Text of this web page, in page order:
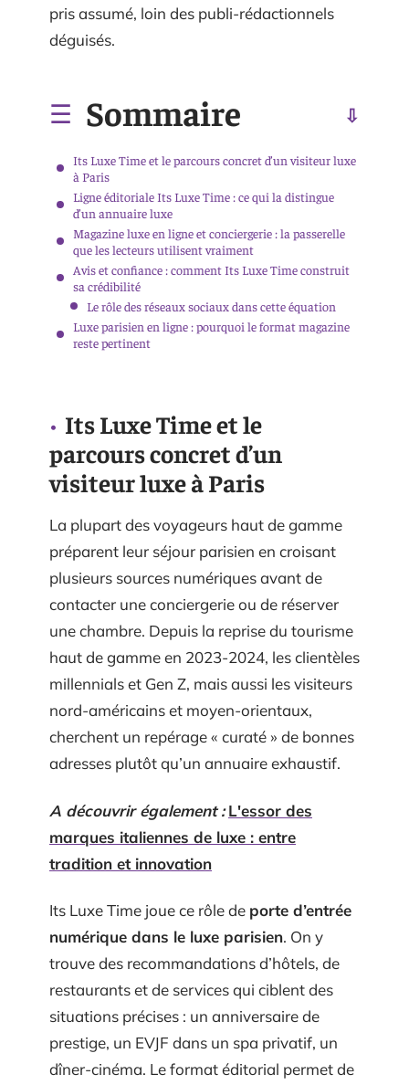
pris assumé, loin des publi-rédactionnels
déguisés.
Sommaire
Its Luxe Time et le parcours concret d’un visiteur luxe
à Paris
Ligne éditoriale Its Luxe Time : ce qui la distingue
d’un annuaire luxe
Magazine luxe en ligne et conciergerie : la passerelle
que les lecteurs utilisent vraiment
Avis et confiance : comment Its Luxe Time construit
sa crédibilité
Le rôle des réseaux sociaux dans cette équation
Luxe parisien en ligne : pourquoi le format magazine
reste pertinent
Its Luxe Time et le
parcours concret d’un
visiteur luxe à Paris
La plupart des voyageurs haut de gamme
préparent leur séjour parisien en croisant
plusieurs sources numériques avant de
contacter une conciergerie ou de réserver
une chambre. Depuis la reprise du tourisme
haut de gamme en 2023-2024, les clientèles
millennials et Gen Z, mais aussi les visiteurs
nord-américains et moyen-orientaux,
cherchent un repérage « curaté » de bonnes
adresses plutôt qu’un annuaire exhaustif.
A découvrir également : L'essor des
marques italiennes de luxe : entre
tradition et innovation
Its Luxe Time joue ce rôle de porte d’entrée
numérique dans le luxe parisien. On y
trouve des recommandations d’hôtels, de
restaurants et de services qui ciblent des
situations précises : un anniversaire de
prestige, un EVJF dans un spa privatif, un
dîner-cinéma. Le format éditorial permet de